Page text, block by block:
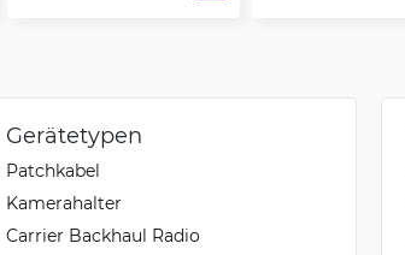
Gerätetypen
Patchkabel
Kamerahalter
Carrier Backhaul Radio